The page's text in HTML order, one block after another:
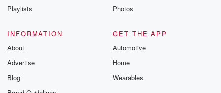
Playlists
Photos
INFORMATION
About
Advertise
Blog
GET THE APP
Automotive
Home
Wearables